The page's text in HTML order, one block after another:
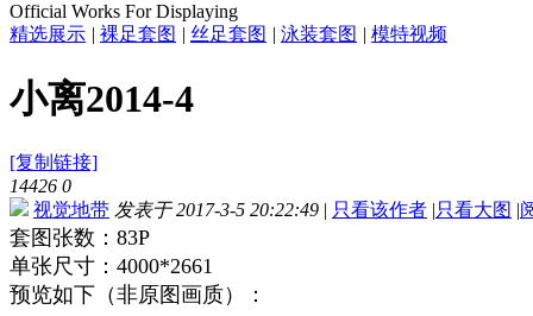
Official Works For Displaying
精选展示 | 裸足套图 | 丝足套图 | 泳装套图 | 模特视频
小离2014-4
[复制链接]
14426 0
视觉地带 发表于 2017-3-5 20:22:49 | 只看该作者 |只看大图 |
套图张数：83P
单张尺寸：4000*2661
预览如下（非原图画质）：